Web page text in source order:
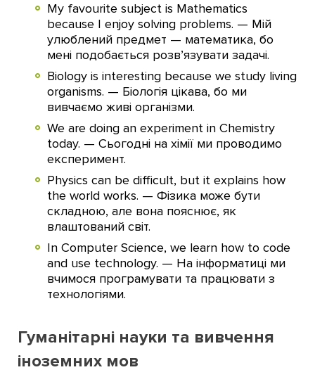
My favourite subject is Mathematics
because I enjoy solving problems. — Мій
улюблений предмет — математика, бо
мені подобається розв’язувати задачі.
Biology is interesting because we study living
organisms. — Біологія цікава, бо ми
вивчаємо живі організми.
We are doing an experiment in Chemistry
today. — Сьогодні на хімії ми проводимо
експеримент.
Physics can be difficult, but it explains how
the world works. — Фізика може бути
складною, але вона пояснює, як
влаштований світ.
In Computer Science, we learn how to code
and use technology. — На інформатиці ми
вчимося програмувати та працювати з
технологіями.
Гуманітарні науки та вивчення
іноземних мов